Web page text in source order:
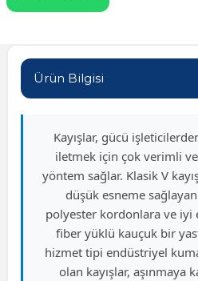
Rulman
Ürün Bilgisi
Kayışlar, gücü
iletmek için çok verimli
yöntem sağlar. Klasik V
düşük esneme
polyester kordonlara ve iyi
fiber yüklü kauçuk bir
hizmet tipi endüstriyel
olan kayışlar, aşınmaya